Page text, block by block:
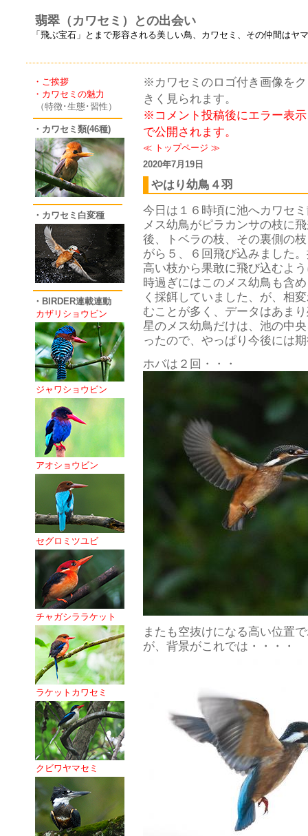
翡翠（カワセミ）との出会い
「飛ぶ宝石」とまで形容される美しい鳥、カワセミ、その仲間は
・ご挨拶
・カワセミの魅力
（特徴･生態･習性）
・カワセミ類(46種)
・カワセミ白変種
・BIRDER連載連動
カザリショウビン
ジャワショウビン
アオショウビン
セグロミツユビ
チャガシララケット
ラケットカワセミ
クビワヤマセミ
※カワセミのロゴ付き画像を
きく見られます。
※コメント投稿後にエラー表
で公開されます。
≪ トップページ ≫
2020年7月19日
やはり幼鳥４羽
今日は１６時頃に池へカワセ
メス幼鳥がピラカンサの枝に
後、トベラの枝、その裏側の
がら５、６回飛び込みました
高い枝から果敢に飛び込むよ
時過ぎにはこのメス幼鳥も含
く採餌していました、が、相
むことが多く、データはあま
星のメス幼鳥だけは、池の中
ったので、やっぱり今後には
ホバは２回・・・
またも空抜けになる高い位置
が、背景がこれでは・・・・